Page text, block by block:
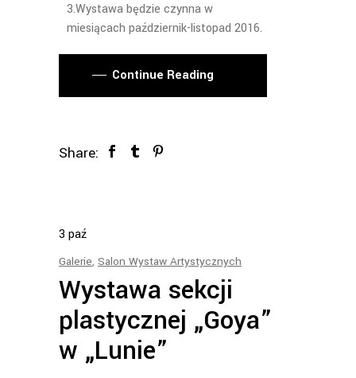
3.Wystawa będzie czynna w
miesiącach październik-listopad 2016.
Continue Reading
Share:
3 paź
Galerie, Salon Wystaw Artystycznych
Wystawa sekcji
plastycznej „Goya”
w „Lunie”